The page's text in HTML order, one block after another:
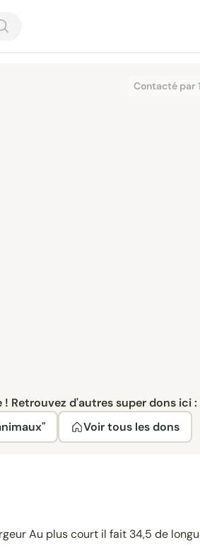
Contacté par
Retrouvez d'autres super dons ici :
Voir tous les dons
Au plus court il fait 34,5 de